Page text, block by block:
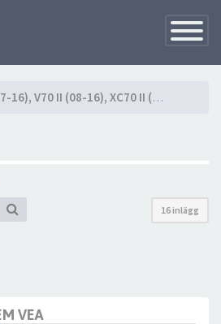
Toggle
V70 II (08-16), XC70 II (08-16)
16 inlägg
VEA